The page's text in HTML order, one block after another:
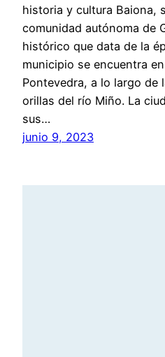
historia y cultura Baiona,
comunidad autónoma de
histórico que data de la
municipio se encuentra
Pontevedra, a lo largo de
orillas del río Miño. La
sus…
junio 9, 2023